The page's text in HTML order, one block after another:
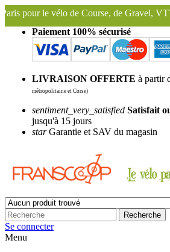
de Gravel, VTT, VTC ...
Nous
Paiement 100% sécurisé
LIVRAISON OFFERTE à partir
métropolitaine et Corse)
sentiment_very_satisfied Satisfait
jusqu'à 15 jours
starGarantie et SAV du magasin
Recherche
Se connecter
Menu